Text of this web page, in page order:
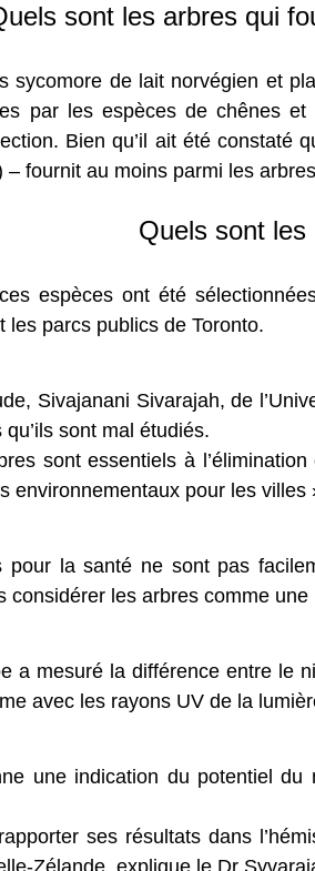
sont les arbres qui
sycomore de lait norvégien et
par les espèces de chênes
Bien qu’il ait été
– fournit au moins parmi les
Quels sont
espèces ont été
parcs publics de Toronto.
Sivajanani Sivarajah, de
sont mal étudiés.
sont essentiels à
environnementaux pour les villes
la santé ne sont pas
considérer les arbres comme
a mesuré la différence entre le
avec les rayons UV de la
une indication du potentiel
ses résultats dans
Zélande, explique le Dr